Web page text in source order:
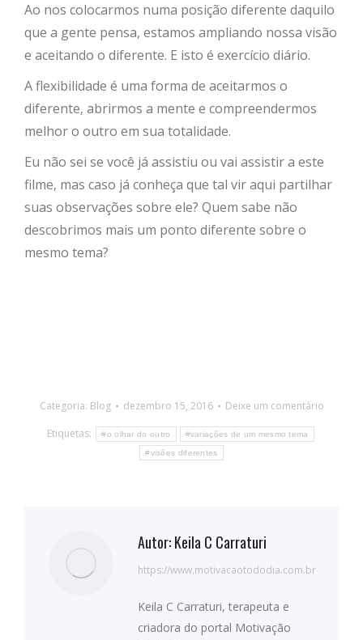
Ao nos colocarmos numa posição diferente daquilo
que a gente pensa, estamos ampliando nossa visão
e aceitando o diferente. E isto é exercício diário.
A flexibilidade é uma forma de aceitarmos o
diferente, abrirmos a mente e compreendermos
melhor o outro em sua totalidade.
Eu não sei se você já assistiu ou vai assistir a este
filme, mas caso já conheça que tal vir aqui partilhar
suas observações sobre ele? Quem sabe não
descobrimos mais um ponto diferente sobre o
mesmo tema?
Categoria: Blog dezembro 15, 2016
Deixe um comentário
Etiquetas:
#o olhar do outro #variações de um mesmo tema
#visões diferentes
Autor:Keila C Carraturi
https://www.motivacaotododia.com.br
Keila C Carraturi, terapeuta e
criadora do portal Motivação